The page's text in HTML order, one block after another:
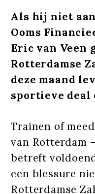
Als hij niet
Ooms
Eric van Veen
Rotterdamse
deze maand
sportieve deal
Trainen of
van Rotterdam
betreft
een blessure
Rotterdamse